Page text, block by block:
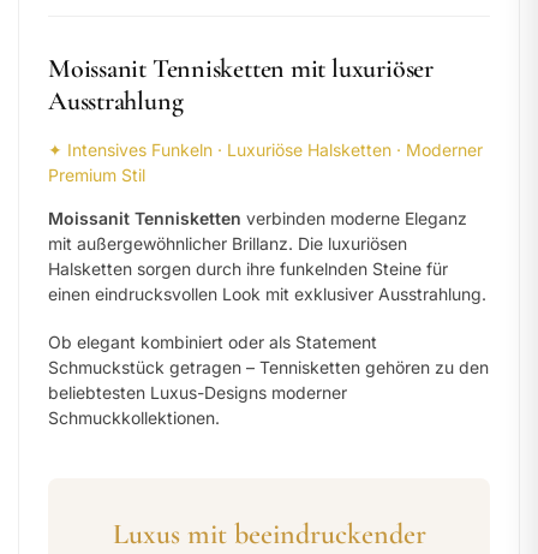
Moissanit Tennisketten mit luxuriöser
Ausstrahlung
✦ Intensives Funkeln · Luxuriöse Halsketten · Moderner
Premium Stil
Moissanit Tennisketten verbinden moderne Eleganz
mit außergewöhnlicher Brillanz. Die luxuriösen
Halsketten sorgen durch ihre funkelnden Steine für
einen eindrucksvollen Look mit exklusiver Ausstrahlung.
Ob elegant kombiniert oder als Statement
Schmuckstück getragen – Tennisketten gehören zu den
beliebtesten Luxus-Designs moderner
Schmuckkollektionen.
Luxus mit beeindruckender